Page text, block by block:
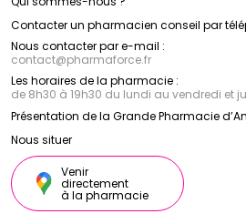
Contacter un pharmacien conseil par
Nous contacter par e-mail :
contact@pharmaforce.fr
Les horaires de la pharmacie :
de 8h30 à 19h30 du lundi au vendredi et
Présentation de la Grande Pharmacie
Nous situer
Venir
directement
à la pharmacie